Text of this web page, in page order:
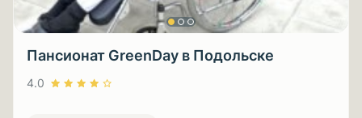
Пансионат GreenDay в Подольске
4.0